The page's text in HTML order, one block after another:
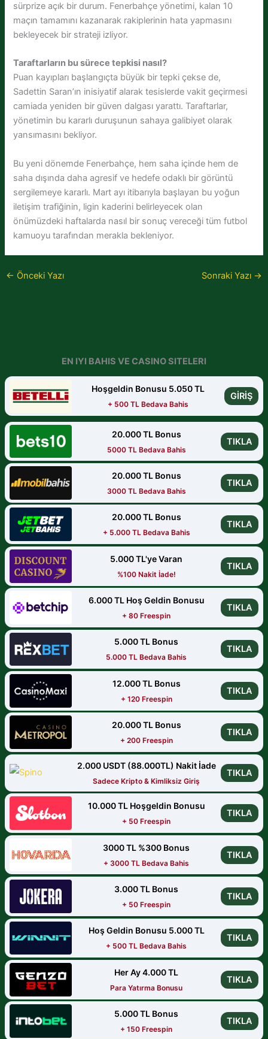
EN IYI BAHIS VE CASINO SITELERI
Hoşgeldin Bonusu 5.050 TL
+ 500 TL Bedava Bahis
GİRİŞ
20.000 TL Bonus
5000 TL Bedava Bahis
TIKLA
20.000 TL Bonus
3000 TL Bedava Bahis
TIKLA
20.000 TL Bonus
+ 5.000 TL Bedava Bahis
TIKLA
5.000 TL'ye Varan
%100 Nakit İade!
TIKLA
6.000 TL Hoş Geldin Bonusu
+ 80 Freespin
TIKLA
5.000 TL Bonus
5.000 TL Bedava Bahis
TIKLA
12.000 TL Bonus
+ 120 Freespin
TIKLA
20.000 TL Bonus
+ 200 Freespin
TIKLA
2.000 USDT (88.000TL) Nakit İade
Sadece Kripto & Kimliksiz Giriş
TIKLA
10.000 TL Hoşgeldin Bonusu
+ 50 Freespin
TIKLA
3000 TL %300 Bonus
+ 3000 TL Bedava Bahis
TIKLA
3.000 TL Bonus
+ 50 Freespin
TIKLA
Hoş Geldin Bonusu 5.000 TL
+ 500 TL Bedava Bahis
TIKLA
Her Ay 4.000 TL
Para Yatırma Bonusu
TIKLA
5.000 TL Bonus
+ 150 Freespin
TIKLA
sürprize açık bir durum. Fenerbahçe yönetimi, kalan 10
maçın tamamını kazanarak rakiplerinin hata yapmasını
bekleyecek bir strateji izliyor.
Taraftarların bu sürece tepkisi nasıl?
Puan kayıpları başlangıçta büyük bir tepki çekse de,
Sadettin Saran’ın inisiyatif alarak tesislerde vakit geçirmesi
camiada yeniden bir güven dalgası yarattı. Taraftarlar,
yönetimin bu kararlı duruşunun sahaya galibiyet olarak
yansımasını bekliyor.
Bu yeni dönemde Fenerbahçe, hem saha içinde hem de
saha dışında daha agresif ve hedefe odaklı bir görüntü
sergilemeye kararlı. Mart ayı itibarıyla başlayan bu yoğun
iletişim trafiğinin, ligin kaderini belirleyecek olan
önümüzdeki haftalarda nasıl bir sonuç vereceği tüm futbol
kamuoyu tarafından merakla bekleniyor.
← Önceki Yazı Sonraki Yazı →